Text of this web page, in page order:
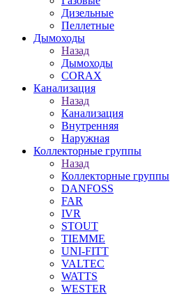
Дизельные
Пеллетные
Дымоходы
Назад
Дымоходы
CORAX
Канализация
Назад
Канализация
Внутренняя
Наружная
Коллекторные группы
Назад
Коллекторные группы
DANFOSS
FAR
IVR
STOUT
TIEMME
UNI-FITT
VALTEC
WATTS
WESTER